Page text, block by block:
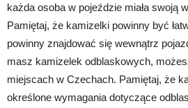
każda osoba w pojeździe miała swoją
Pamiętaj, że kamizelki powinny być
powinny znajdować się wewnątrz
masz kamizelek odblaskowych,
miejscach w Czechach. Pamiętaj, że
określone wymagania dotyczące